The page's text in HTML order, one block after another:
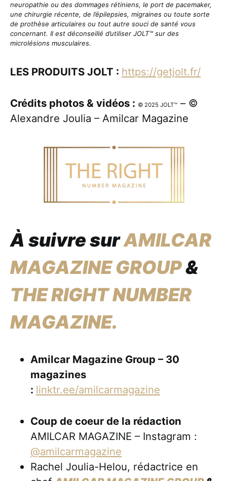
neuropathie ou des dommages rétiniens, le port de pacemaker,
une chirurgie récente, de l’épilepsies, migraines ou toute sorte
de prothèse articulaires ou tout autre souci de santé vous
concernant. Il est déconseillé d’utiliser JOLT™ sur des
microlésions musculaires.
LES PRODUITS JOLT : https://getjolt.fr/
Crédits photos & vidéos : © 2025 JOLT™ – ©
Alexandre Joulia – Amilcar Magazine
À suivre surAMILCAR
MAGAZINE GROUP&
THE RIGHT NUMBER
MAGAZINE.
Amilcar Magazine Group – 30
magazines
: linktr.ee/amilcarmagazine
Coup de coeur de la rédaction
AMILCAR MAGAZINE – Instagram :
@amilcarmagazine
Rachel Joulia-Helou, rédactrice en